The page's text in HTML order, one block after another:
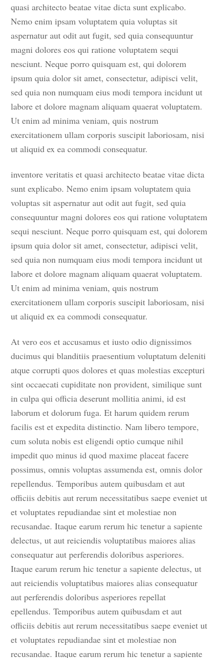
quasi architecto beatae vitae dicta sunt explicabo.
Nemo enim ipsam voluptatem quia voluptas sit
aspernatur aut odit aut fugit, sed quia consequuntur
magni dolores eos qui ratione voluptatem sequi
nesciunt. Neque porro quisquam est, qui dolorem
ipsum quia dolor sit amet, consectetur, adipisci velit,
sed quia non numquam eius modi tempora incidunt ut
labore et dolore magnam aliquam quaerat voluptatem.
Ut enim ad minima veniam, quis nostrum
exercitationem ullam corporis suscipit laboriosam, nisi
ut aliquid ex ea commodi consequatur.
inventore veritatis et quasi architecto beatae vitae dicta
sunt explicabo. Nemo enim ipsam voluptatem quia
voluptas sit aspernatur aut odit aut fugit, sed quia
consequuntur magni dolores eos qui ratione voluptatem
sequi nesciunt. Neque porro quisquam est, qui dolorem
ipsum quia dolor sit amet, consectetur, adipisci velit,
sed quia non numquam eius modi tempora incidunt ut
labore et dolore magnam aliquam quaerat voluptatem.
Ut enim ad minima veniam, quis nostrum
exercitationem ullam corporis suscipit laboriosam, nisi
ut aliquid ex ea commodi consequatur.
At vero eos et accusamus et iusto odio dignissimos
ducimus qui blanditiis praesentium voluptatum deleniti
atque corrupti quos dolores et quas molestias excepturi
sint occaecati cupiditate non provident, similique sunt
in culpa qui officia deserunt mollitia animi, id est
laborum et dolorum fuga. Et harum quidem rerum
facilis est et expedita distinctio. Nam libero tempore,
cum soluta nobis est eligendi optio cumque nihil
impedit quo minus id quod maxime placeat facere
possimus, omnis voluptas assumenda est, omnis dolor
repellendus. Temporibus autem quibusdam et aut
officiis debitis aut rerum necessitatibus saepe eveniet ut
et voluptates repudiandae sint et molestiae non
recusandae. Itaque earum rerum hic tenetur a sapiente
delectus, ut aut reiciendis voluptatibus maiores alias
consequatur aut perferendis doloribus asperiores.
Itaque earum rerum hic tenetur a sapiente delectus, ut
aut reiciendis voluptatibus maiores alias consequatur
aut perferendis doloribus asperiores repellat
epellendus. Temporibus autem quibusdam et aut
officiis debitis aut rerum necessitatibus saepe eveniet ut
et voluptates repudiandae sint et molestiae non
recusandae. Itaque earum rerum hic tenetur a sapiente